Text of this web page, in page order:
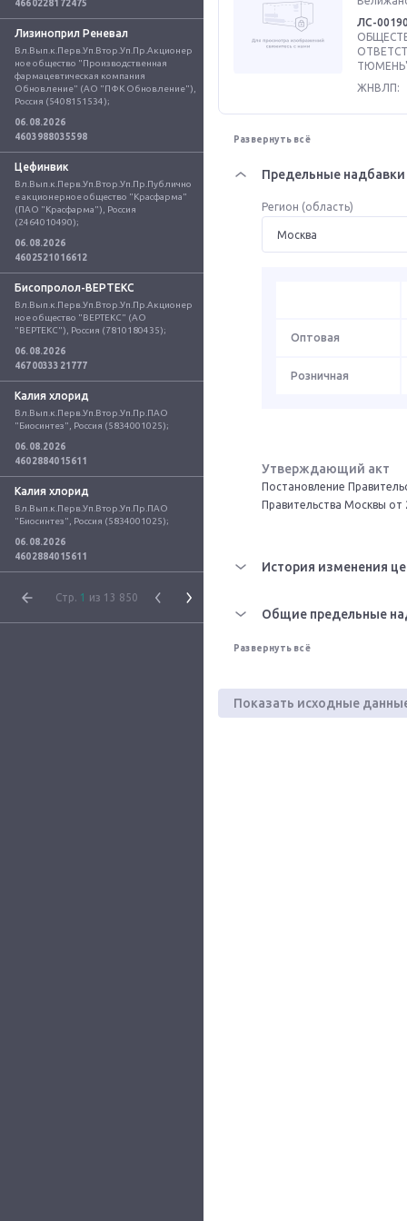
4660228172475
Лизиноприл Реневал
Вл.Вып.к.Перв.Уп.Втор.Уп.Пр.Акционер
ное общество "Производственная
фармацевтическая компания
Обновление" (АО "ПФК Обновление"),
Россия (5408151534);
06.08.2026
4603988035598
Цефинвик
Вл.Вып.к.Перв.Уп.Втор.Уп.Пр.Публично
е акционерное общество "Красфарма"
(ПАО "Красфарма"), Россия
(2464010490);
06.08.2026
4602521016612
Бисопролол-ВЕРТЕКС
Вл.Вып.к.Перв.Уп.Втор.Уп.Пр.Акционер
ное общество "ВЕРТЕКС" (АО
"ВЕРТЕКС"), Россия (7810180435);
06.08.2026
4670033321777
Калия хлорид
Вл.Вып.к.Перв.Уп.Втор.Уп.Пр.ПАО
"Биосинтез", Россия (5834001025);
06.08.2026
4602884015611
Калия хлорид
Вл.Вып.к.Перв.Уп.Втор.Уп.Пр.ПАО
"Биосинтез", Россия (5834001025);
06.08.2026
4602884015611
Стр. 1 из 13 850
ЛС-
ЖНВЛП:
Развернуть всё
Предельные надбавки
Регион (область)
Оптовая
Розничная
Утверждающий акт
Постановление
Правительства Москвы
История изменения
Общие предельные
Развернуть всё
Показать исходные